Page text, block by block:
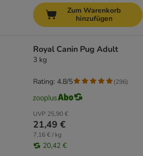
Zum Warenkorb
hinzufügen
Royal Canin Pug Adult
3 kg
UVP 25,90 €
21,49 €
7,16 € / kg
20,42 €
Rating: 4.8/5 (296)